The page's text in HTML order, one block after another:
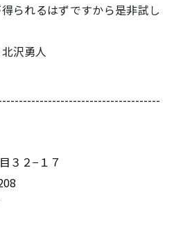
られるはずですから是非試し
沢勇人
３２−１７